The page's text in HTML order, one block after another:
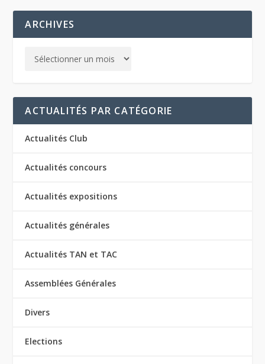
ARCHIVES
ACTUALITÉS PAR CATÉGORIE
Actualités Club
Actualités concours
Actualités expositions
Actualités générales
Actualités TAN et TAC
Assemblées Générales
Divers
Elections